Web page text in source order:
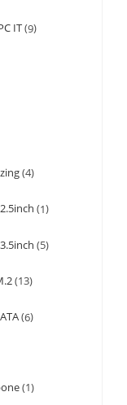
IT 9
4
1
5
13
6
1